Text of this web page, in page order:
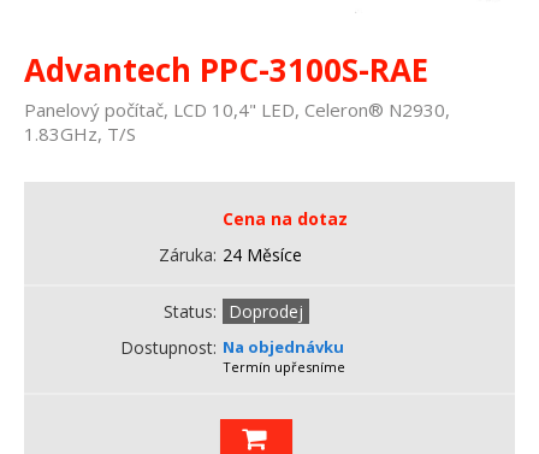
Advantech PPC-3100S-RAE
Panelový počítač, LCD 10,4" LED, Celeron® N2930,
1.83GHz, T/S
Cena na dotaz
Záruka 24 Měsíce
Status
Doprodej
Dostupnost Na objednávku
Termín upřesníme